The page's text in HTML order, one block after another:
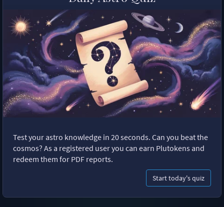
Test your astro knowledge in 20 seconds. Can you beat the
cosmos? As a registered user you can earn Plutokens and
redeem them for PDF reports.
Start today's quiz